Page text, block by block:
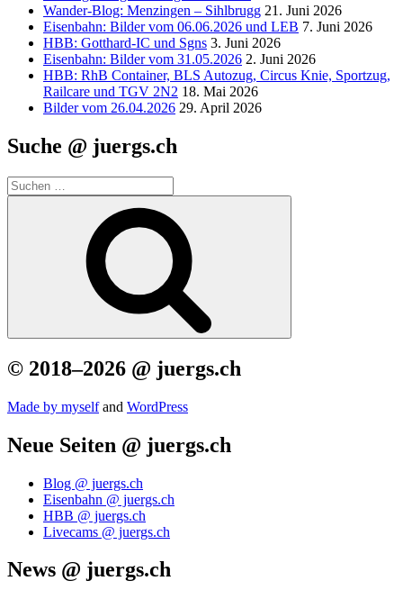
Wander-Blog: Menzingen – Sihlbrugg 21. Juni 2026
Eisenbahn: Bilder vom 06.06.2026 und LEB 7. Juni 2026
HBB: Gotthard-IC und Sgns 3. Juni 2026
Eisenbahn: Bilder vom 31.05.2026 2. Juni 2026
HBB: RhB Container, BLS Autozug, Circus Knie, Sportzug,
Railcare und TGV 2N2 18. Mai 2026
Bilder vom 26.04.2026 29. April 2026
Suche @ juergs.ch
Suchen
nach:
© 2018–2026 @ juergs.ch
Made by mys­elfand Word­Press
Neue Seiten @ juergs.ch
Blog @ juergs.ch
Eisenbahn @ juergs.ch
HBB @ juergs.ch
Livecams @ juergs.ch
News @ juergs.ch